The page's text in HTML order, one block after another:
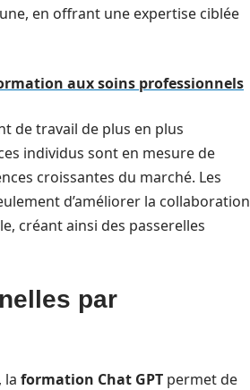
en offrant une expertise ciblée
aux soins professionnels
de travail de plus en plus
individus sont en mesure de
croissantes du marché. Les
d’améliorer la collaboration
créant ainsi des passerelles
par
la formation Chat GPT permet de